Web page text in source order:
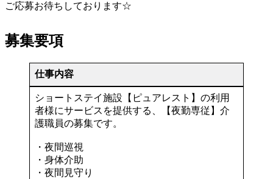
ご応募お待ちしております☆
募集要項
仕事内容
ショートステイ施設【ピュアレスト】の利用
者様にサービスを提供する、【夜勤専従】介
護職員の募集です。
・夜間巡視
・身体介助
・夜間見守り